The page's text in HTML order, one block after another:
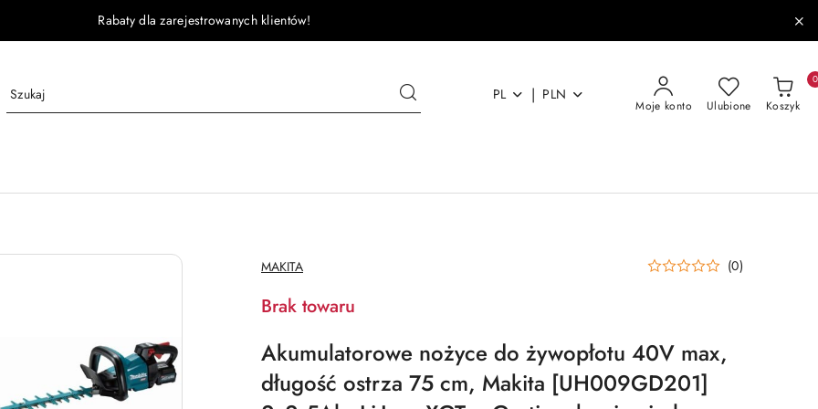
Rabaty dla zarejestrowanych klientów!
PL | PLN
Moje konto Ulubione Koszyk
0
NAZWA
PRODUCENTA:
MAKITA (0)
Brak towaru
Akumulatorowe nożyce do żywopłotu 40V max,
długość ostrza 75 cm, Makita [UH009GD201]